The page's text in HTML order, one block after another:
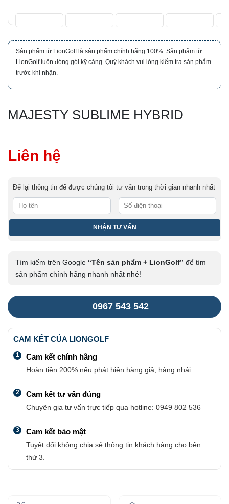
Sản phẩm từ LionGolf là sản phẩm chính hãng 100%. Sản phẩm từ
LionGolf luôn đóng gói kỹ càng. Quý khách vui lòng kiểm tra sản phẩm
trước khi nhận.
MAJESTY SUBLIME HYBRID
Liên hệ
Để lại thông tin để được chúng tôi tư vấn trong thời gian nhanh nhất
Tìm kiếm trên Google “Tên sản phẩm + LionGolf” để tìm
sản phẩm chính hãng nhanh nhất nhé!
0967 543 542
CAM KẾT CỦA LIONGOLF
1 Cam kết chính hãng
Hoàn tiền 200% nếu phát hiện hàng giả, hàng nhái.
2 Cam kết tư vấn đúng
Chuyên gia tư vấn trực tiếp qua hotline: 0949 802 536
3 Cam kết bảo mật
Tuyệt đối không chia sẻ thông tin khách hàng cho bên
thứ 3.